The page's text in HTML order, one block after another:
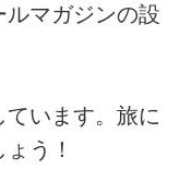
マガジンの設
います。旅に
う！